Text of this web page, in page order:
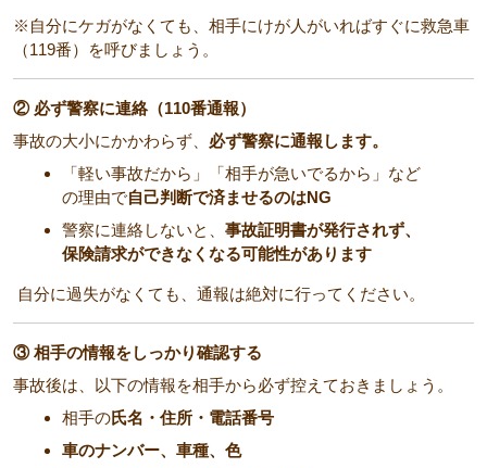
※自分にケガがなくても、相手にけが人がいればすぐに救急車
（119番）を呼びましょう。
② 必ず警察に連絡（110番通報）
事故の大小にかかわらず、 必ず警察に通報します。
「軽い事故だから」「相手が急いでるから」など
の理由で自己判断で済ませるのはNG
警察に連絡しないと、 事故証明書が発行されず、
保険請求ができなくなる可能性があります
自分に過失がなくても、通報は絶対に行ってください。
③ 相手の情報をしっかり確認する
事故後は、以下の情報を相手から必ず控えておきましょう。
相手の氏名・住所・電話番号
車のナンバー、車種、色